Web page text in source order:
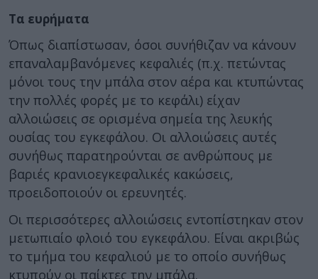
Τα ευρήματα
Όπως διαπίστωσαν, όσοι συνήθιζαν να κάνουν
επαναλαμβανόμενες κεφαλιές (π.χ. πετώντας
μόνοι τους την μπάλα στον αέρα και κτυπώντας
την πολλές φορές με το κεφάλι) είχαν
αλλοιώσεις σε ορισμένα σημεία της λευκής
ουσίας του εγκεφάλου. Οι αλλοιώσεις αυτές
συνήθως παρατηρούνται σε ανθρώπους με
βαριές κρανιοεγκεφαλικές κακώσεις,
προειδοποιούν οι ερευνητές.
Οι περισσότερες αλλοιώσεις εντοπίστηκαν στον
μετωπιαίο φλοιό του εγκεφάλου. Είναι ακριβώς
το τμήμα του κεφαλιού με το οποίο συνήθως
κτυπούν οι παίκτες την μπάλα.